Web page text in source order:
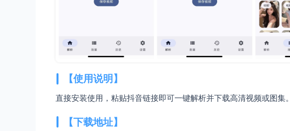
【使用说明】
直接安装使用，粘贴抖音链接即可一键解析并下载高清视频或图集。
【下载地址】